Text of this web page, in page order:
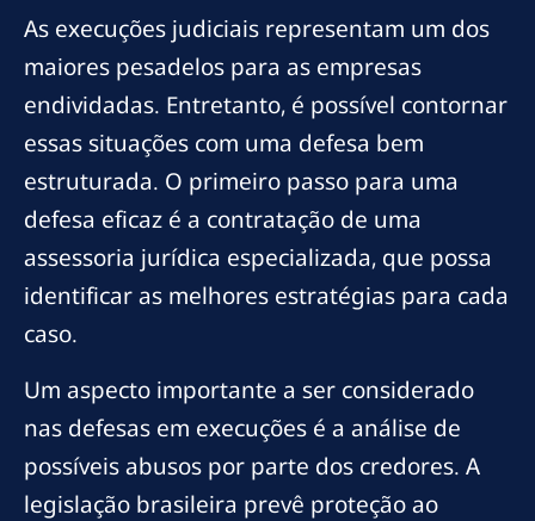
As execuções judiciais representam um dos
maiores pesadelos para as empresas
endividadas. Entretanto, é possível contornar
essas situações com uma defesa bem
estruturada. O primeiro passo para uma
defesa eficaz é a contratação de uma
assessoria jurídica especializada, que possa
identificar as melhores estratégias para cada
caso.
Um aspecto importante a ser considerado
nas defesas em execuções é a análise de
possíveis abusos por parte dos credores. A
legislação brasileira prevê proteção ao